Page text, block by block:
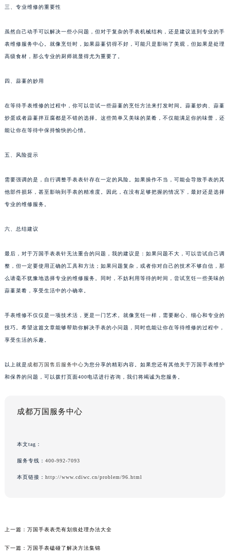
三、专业维修的重要性
虽然自己动手可以解决一些小问题，但对于复杂的手表机械结构，还是建议送到专业的手
表维修服务中心。就像烹饪时，如果蒜薹切得不好，可能只是影响了美观，但如果是处理
高级食材，那么专业的厨师就显得尤为重要了。
四、蒜薹的妙用
在等待手表维修的过程中，你可以尝试一些蒜薹的烹饪方法来打发时间。蒜薹炒肉、蒜薹
炒蛋或者蒜薹拌豆腐都是不错的选择。这些简单又美味的菜肴，不仅能满足你的味蕾，还
能让你在等待中保持愉快的心情。
五、风险提示
需要强调的是，自行调整手表表针存在一定的风险。如果操作不当，可能会导致手表的其
他部件损坏，甚至影响到手表的精准度。因此，在没有足够把握的情况下，最好还是选择
专业的维修服务。
六、总结建议
最后，对于万国手表表针无法重合的问题，我的建议是：如果问题不大，可以尝试自己调
整，但一定要使用正确的工具和方法；如果问题复杂，或者你对自己的技术不够自信，那
么请毫不犹豫地选择专业的维修服务。同时，不妨利用等待的时间，尝试烹饪一些美味的
蒜薹菜肴，享受生活中的小确幸。
手表维修不仅仅是一项技术活，更是一门艺术。就像烹饪一样，需要耐心、细心和专业的
技巧。希望这篇文章能够帮助你解决手表的小问题，同时也能让你在等待维修的过程中，
享受生活的乐趣。
以上就是 成都万国售后服务中心为您分享的精彩内容。如果您还有其他关于万国手表维护
和保养的问题，可以拨打页面400电话进行咨询，我们将竭诚为您服务。
成都万国服务中心
本文tag：
服务专线： 400-992-7093
本页链接： http://www.cdiwc.cn/problem/96.html
上一篇： 万国手表表壳有划痕处理办法大全
下一篇： 万国手表磕碰了解决方法集锦